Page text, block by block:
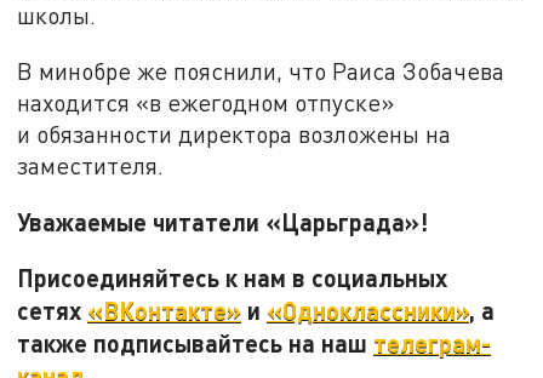
школы.
В минобре же пояснили, что Раиса Зобачева
находится «в ежегодном отпуске»
и обязанности директора возложены на
заместителя.
Уважаемые читатели «Царьграда»!
Присоединяйтесь к нам в социальных
сетях «ВКонтакте» и «Одноклассники», а
также подписывайтесь на наш телеграм-